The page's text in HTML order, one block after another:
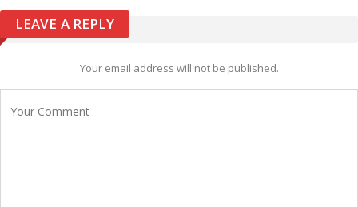
LEAVE A REPLY
Your email address will not be published.